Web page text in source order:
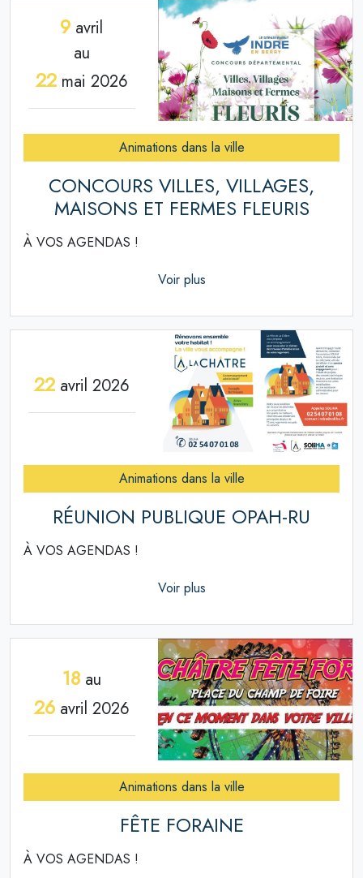
9 avril
au
22mai 2026
Animations dans la ville
CONCOURS VILLES, VILLAGES,
MAISONS ET FERMES FLEURIS
À VOS AGENDAS !
Voir plus
22avril 2026
Animations dans la ville
RÉUNION PUBLIQUE OPAH-RU
À VOS AGENDAS !
Voir plus
18au
26avril 2026
Animations dans la ville
FÊTE FORAINE
À VOS AGENDAS !